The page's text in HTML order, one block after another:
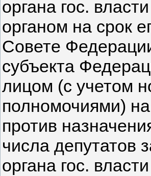
органа гос.
органом на срок
Совете
субъекта
лицом (с учетом
полномочиями)
против
числа депутатов
органа гос.